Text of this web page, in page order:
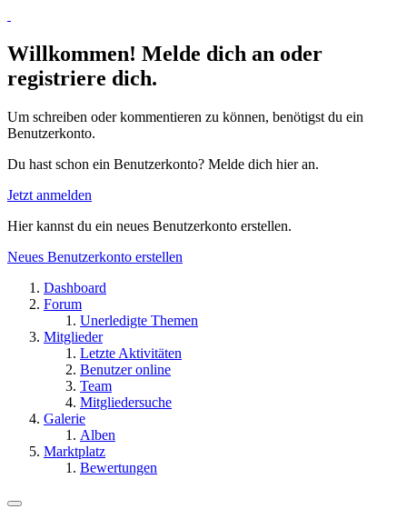
Willkommen! Melde dich an oder
registriere dich.
Um schreiben oder kommentieren zu können, benötigst du ein
Benutzerkonto.
Du hast schon ein Benutzerkonto? Melde dich hier an.
Jetzt anmelden
Hier kannst du ein neues Benutzerkonto erstellen.
Neues Benutzerkonto erstellen
Dashboard
Forum
Unerledigte Themen
Mitglieder
Letzte Aktivitäten
Benutzer online
Team
Mitgliedersuche
Galerie
Alben
Marktplatz
Bewertungen